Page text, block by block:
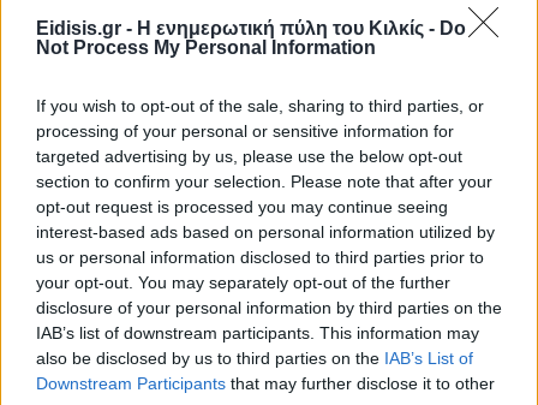
Eidisis.gr - Η ενημερωτική πύλη του Κιλκίς - Do
Not Process My Personal Information
If you wish to opt-out of the sale, sharing to third parties, or
processing of your personal or sensitive information for
targeted advertising by us, please use the below opt-out
section to confirm your selection. Please note that after your
opt-out request is processed you may continue seeing
interest-based ads based on personal information utilized by
us or personal information disclosed to third parties prior to
your opt-out. You may separately opt-out of the further
disclosure of your personal information by third parties on the
IAB’s list of downstream participants. This information may
also be disclosed by us to third parties on the IAB’s List of
Downstream Participants that may further disclose it to other